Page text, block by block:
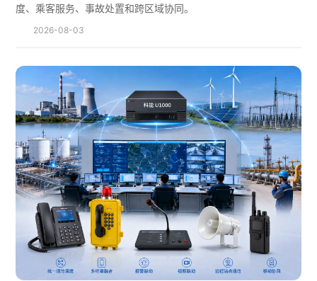
度、乘客服务、事故处置和跨区域协同。
2026-08-03